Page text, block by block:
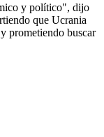
y político", dijo
que Ucrania
prometiendo buscar